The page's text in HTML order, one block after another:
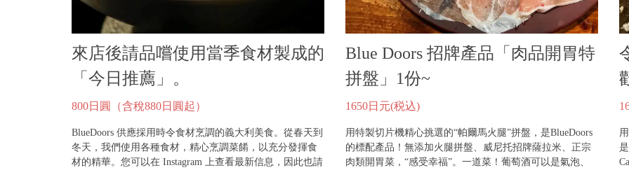
來店後請品嚐使用當季食材製成的
「今日推薦」。
800日圓（含稅880日圓起）
BlueDoors 供應採用時令食材烹調的義大利美食。從春天到
冬天，我們使用各種食材，精心烹調菜餚，以充分發揮食
材的精華。您可以在 Instagram 上查看最新信息，因此也請
Blue Doors 招牌產品「肉品開胃特
拼盤」1份~
1650日元(税込)
用特製切片機精心挑選的“帕爾馬火腿”拼盤，是BlueDoors
的標配產品！無添加火腿拼盤、威尼托招牌薩拉米、正宗
肉類開胃菜，“感受幸福”。一道菜！葡萄酒可以是氣泡、